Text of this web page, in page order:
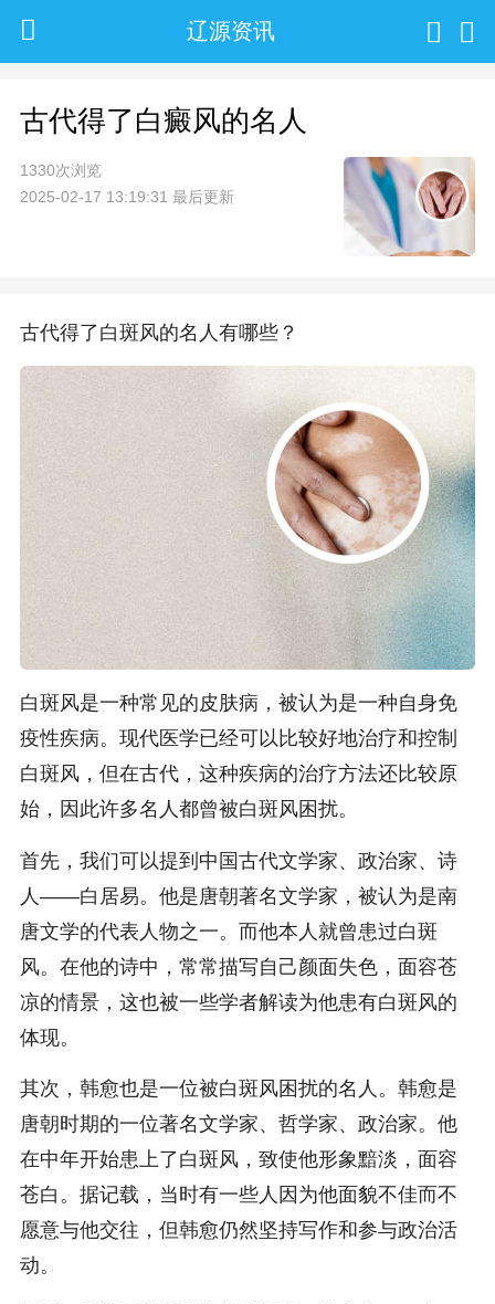
辽源资讯
古代得了白癜风的名人
1330次浏览
2025-02-17 13:19:31 最后更新
古代得了白斑风的名人有哪些？
白斑风是一种常见的皮肤病，被认为是一种自身免
疫性疾病。现代医学已经可以比较好地治疗和控制
白斑风，但在古代，这种疾病的治疗方法还比较原
始，因此许多名人都曾被白斑风困扰。
首先，我们可以提到中国古代文学家、政治家、诗
人——白居易。他是唐朝著名文学家，被认为是南
唐文学的代表人物之一。而他本人就曾患过白斑
风。在他的诗中，常常描写自己颜面失色，面容苍
凉的情景，这也被一些学者解读为他患有白斑风的
体现。
其次，韩愈也是一位被白斑风困扰的名人。韩愈是
唐朝时期的一位著名文学家、哲学家、政治家。他
在中年开始患上了白斑风，致使他形象黯淡，面容
苍白。据记载，当时有一些人因为他面貌不佳而不
愿意与他交往，但韩愈仍然坚持写作和参与政治活
动。